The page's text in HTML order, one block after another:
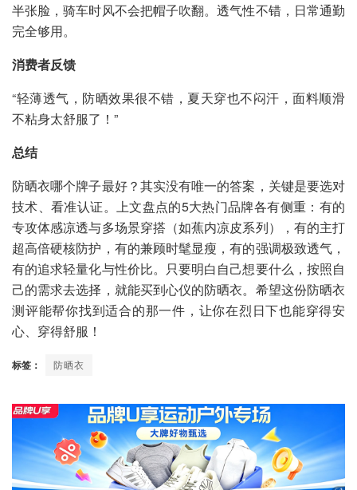
半张脸，骑车时风不会把帽子吹翻。透气性不错，日常通勤
完全够用。
消费者反馈
“轻薄透气，防晒效果很不错，夏天穿也不闷汗，面料顺滑
不粘身太舒服了！”
总结
防晒衣哪个牌子最好？其实没有唯一的答案，关键是要选对
技术、看准认证。上文盘点的5大热门品牌各有侧重：有的
专攻体感凉透与多场景穿搭（如蕉内凉皮系列），有的主打
超高倍硬核防护，有的兼顾时髦显瘦，有的强调极致透气，
有的追求轻量化与性价比。只要明白自己想要什么，按照自
己的需求去选择，就能买到心仪的防晒衣。希望这份防晒衣
测评能帮你找到适合的那一件，让你在烈日下也能穿得安
心、穿得舒服！
标签： 防晒衣